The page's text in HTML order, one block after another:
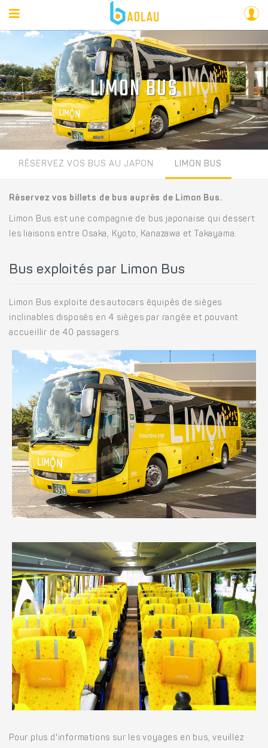
LIMON BUS
RÉSERVEZ VOS BUS AU JAPON LIMON BUS
Réservez vos billets de bus auprès de Limon Bus.
Limon Bus est une compagnie de bus japonaise qui dessert
les liaisons entre Osaka, Kyoto, Kanazawa et Takayama.
Bus exploités par Limon Bus
Limon Bus exploite des autocars équipés de sièges
inclinables disposés en 4 sièges par rangée et pouvant
accueillir de 40 passagers.
Pour plus d'informations sur les voyages en bus, veuillez